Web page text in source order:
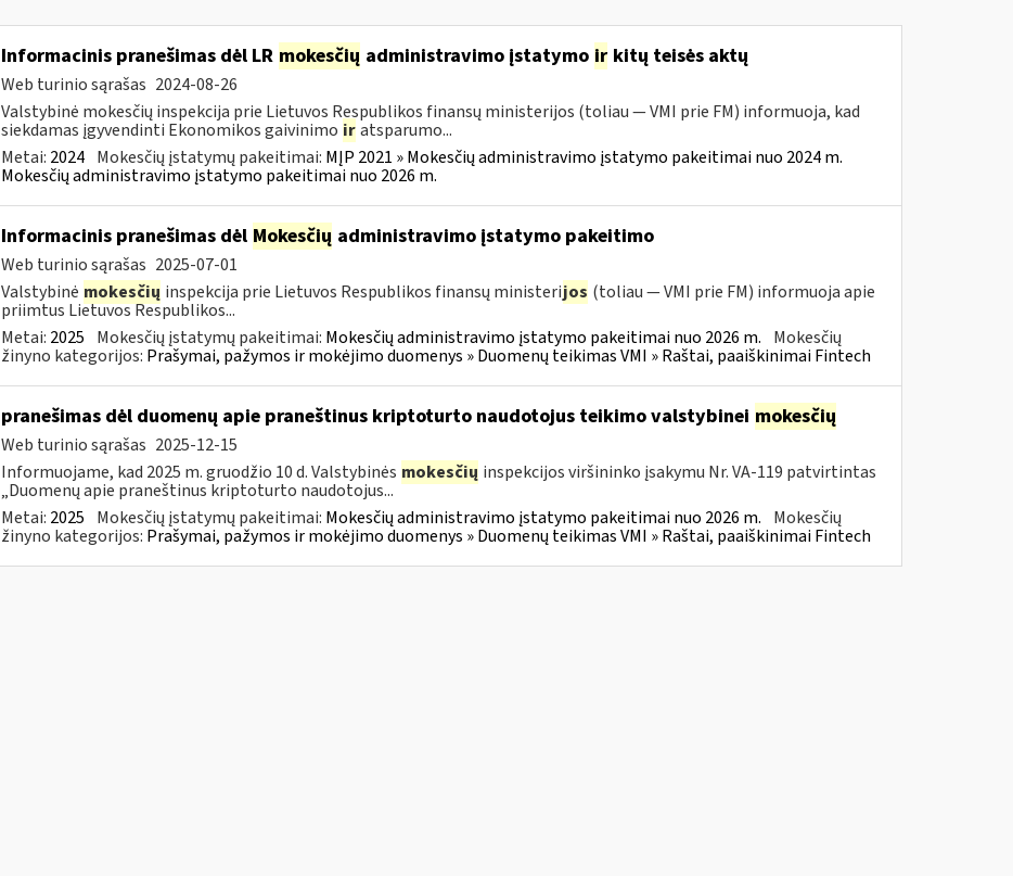
Informacinis pranešimas dėl LR mokesčių administravimo įstatymo irkitų teisės aktų
Web turinio sąrašas 2024-08-26
Valstybinė mokesčių inspekcija prie Lietuvos Respublikos finansų ministerijos (toliau — VMI prie FM) informuoja, kad
siekdamas įgyvendinti Ekonomikos gaivinimo ir atsparumo...
Metai: 2024 Mokesčių įstatymų pakeitimai: MĮP 2021 » Mokesčių administravimo įstatymo pakeitimai nuo 2024 m.
Mokesčių administravimo įstatymo pakeitimai nuo 2026 m.
Informacinis pranešimas dėl Mokesčių administravimo įstatymo pakeitimo
Web turinio sąrašas 2025-07-01
Valstybinė mokesčių inspekcija prie Lietuvos Respublikos finansų ministerijos (toliau — VMI prie FM) informuoja apie
priimtus Lietuvos Respublikos...
Metai: 2025 Mokesčių įstatymų pakeitimai: Mokesčių administravimo įstatymo pakeitimai nuo 2026 m. Mokesčių
žinyno kategorijos: Prašymai, pažymos ir mokėjimo duomenys » Duomenų teikimas VMI » Raštai, paaiškinimai Fintech
pranešimas dėl duomenų apie praneštinus kriptoturto naudotojus teikimo valstybinei mokesčių
Web turinio sąrašas 2025-12-15
Informuojame, kad 2025 m. gruodžio 10 d. Valstybinės mokesčių inspekcijos viršininko įsakymu Nr. VA-119 patvirtintas
„Duomenų apie praneštinus kriptoturto naudotojus...
Metai: 2025 Mokesčių įstatymų pakeitimai: Mokesčių administravimo įstatymo pakeitimai nuo 2026 m. Mokesčių
žinyno kategorijos: Prašymai, pažymos ir mokėjimo duomenys » Duomenų teikimas VMI » Raštai, paaiškinimai Fintech